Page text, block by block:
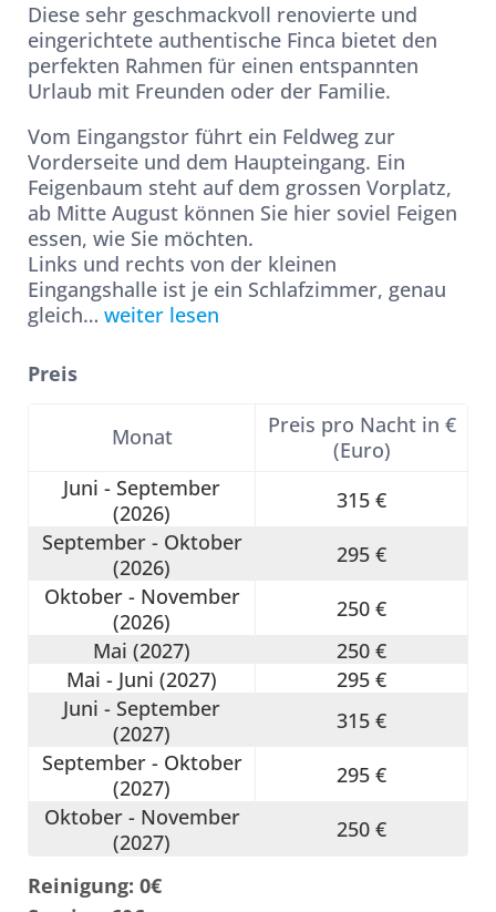
Diese sehr geschmackvoll renovierte und
eingerichtete authentische Finca bietet den
perfekten Rahmen für einen entspannten
Urlaub mit Freunden oder der Familie.
Vom Eingangstor führt ein Feldweg zur
Vorderseite und dem Haupteingang. Ein
Feigenbaum steht auf dem grossen Vorplatz,
ab Mitte August können Sie hier soviel Feigen
essen, wie Sie möchten.
Links und rechts von der kleinen
Eingangshalle ist je ein Schlafzimmer, genau
gleich… weiter lesen
Preis
Monat
Preis pro Nacht in €
(Euro)
Juni - September
(2026)
315 €
September - Oktober
(2026)
295 €
Oktober - November
(2026)
250 €
Mai (2027)
250 €
Mai - Juni (2027)
295 €
Juni - September
(2027)
315 €
September - Oktober
(2027)
295 €
Oktober - November
(2027)
250 €
Reinigung: 0€